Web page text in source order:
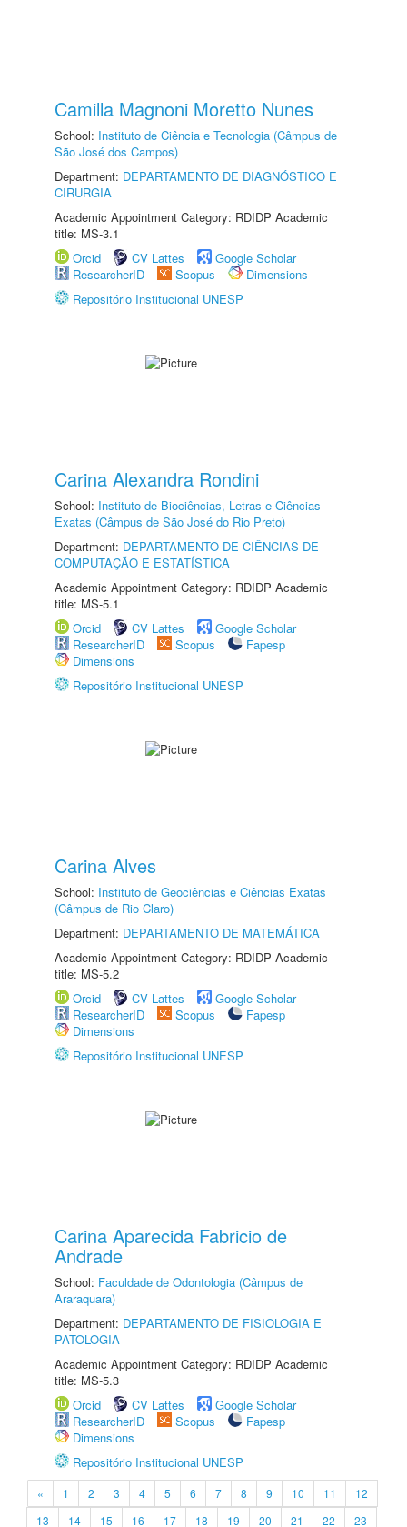
Camilla Magnoni Moretto Nunes
School: Instituto de Ciência e Tecnologia (Câmpus de
São José dos Campos)
Department: DEPARTAMENTO DE DIAGNÓSTICO E
CIRURGIA
Academic Appointment Category: RDIDP Academic
title: MS-3.1
Orcid
CV Lattes
Google Scholar
ResearcherID
Scopus
Dimensions
Repositório Institucional UNESP
Carina Alexandra Rondini
School: Instituto de Biociências, Letras e Ciências
Exatas (Câmpus de São José do Rio Preto)
Department: DEPARTAMENTO DE CIÊNCIAS DE
COMPUTAÇÃO E ESTATÍSTICA
Academic Appointment Category: RDIDP Academic
title: MS-5.1
Orcid
CV Lattes
Google Scholar
ResearcherID
Scopus
Fapesp
Dimensions
Repositório Institucional UNESP
Carina Alves
School: Instituto de Geociências e Ciências Exatas
(Câmpus de Rio Claro)
Department: DEPARTAMENTO DE MATEMÁTICA
Academic Appointment Category: RDIDP Academic
title: MS-5.2
Orcid
CV Lattes
Google Scholar
ResearcherID
Scopus
Fapesp
Dimensions
Repositório Institucional UNESP
Carina Aparecida Fabricio de
Andrade
School: Faculdade de Odontologia (Câmpus de
Araraquara)
Department: DEPARTAMENTO DE FISIOLOGIA E
PATOLOGIA
Academic Appointment Category: RDIDP Academic
title: MS-5.3
Orcid
CV Lattes
Google Scholar
ResearcherID
Scopus
Fapesp
Dimensions
Repositório Institucional UNESP
« 1 2 3 4 5 6 7 8 9 10 11
12
13
14 15 16 17 18 19 20 21 22
23